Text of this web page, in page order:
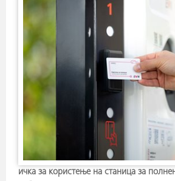
ичка за користење на станица за